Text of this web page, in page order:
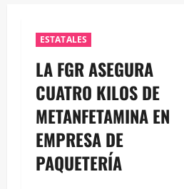
ESTATALES
LA FGR ASEGURA
CUATRO KILOS DE
METANFETAMINA EN
EMPRESA DE
PAQUETERÍA